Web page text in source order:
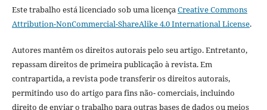
Este trabalho está licenciado sob uma licençaCreative Commons
Attribution-NonCommercial-ShareAlike 4.0 International License.
Autores mantêm os direitos autorais pelo seu artigo. Entretanto,
repassam direitos de primeira publicação à revista. Em
contrapartida, a revista pode transferir os direitos autorais,
permitindo uso do artigo para fins não- comerciais, incluindo
direito de enviar o trabalho para outras bases de dados ou meios